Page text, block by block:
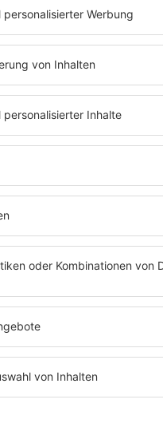
POLETTO
wir schon so ziemlich
es mal Zeit eine Frau aus
wir sie: Cornelia Poletto!
plaudert sie über
würde und wieso
Jetzt die neue
für